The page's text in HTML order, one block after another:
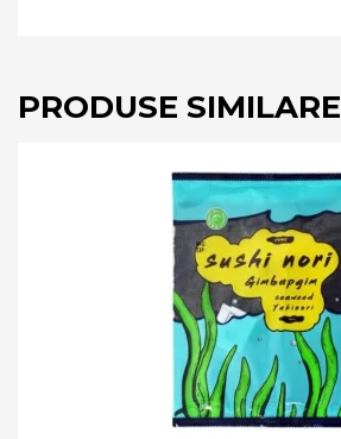
PRODUSE SIMILARE